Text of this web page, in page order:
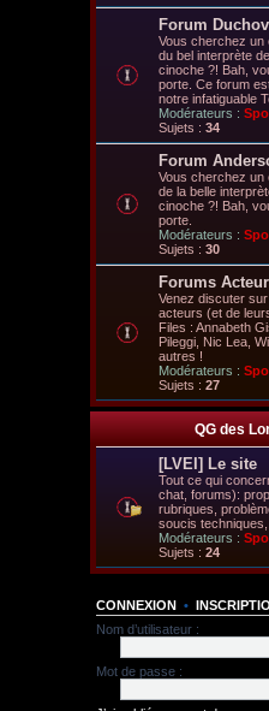
Forum
Vous cherchez un
du bel interprète
cinoche ?! Bah,
porte. Ce forum
notre infatiguable
Modérateurs :
Sujets : 34
Forum
Vous cherchez un
de la belle
cinoche ?! Bah,
porte.
Modérateurs :
Sujets : 30
Forums
Venez discuter
acteurs (et de
Files : Annabeth
Pileggi, Nic Lea,
autres !
Modérateurs :
Sujets : 27
QG des
[LVEI] Le site
Tout ce qui
chat, forums):
rubriques,
soucis techniques,
Modérateurs :
Sujets : 24
CONNEXION •
Nom d’utilisateur :
Mot de passe :